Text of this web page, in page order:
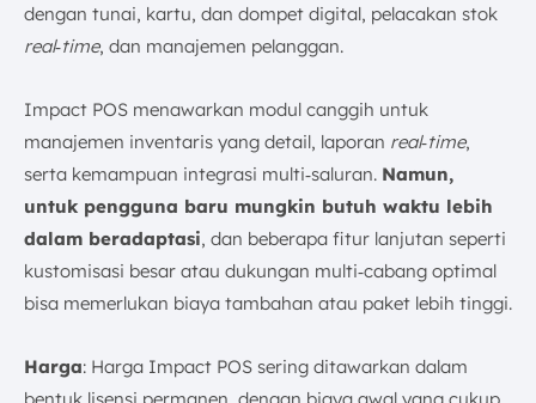
dengan tunai, kartu, dan dompet digital, pelacakan stok
real‑time, dan manajemen pelanggan.
Impact POS menawarkan modul canggih untuk
manajemen inventaris yang detail, laporan real‑time,
serta kemampuan integrasi multi‑saluran. Namun,
untuk pengguna baru mungkin butuh waktu lebih
dalam beradaptasi, dan beberapa fitur lanjutan seperti
kustomisasi besar atau dukungan multi‑cabang optimal
bisa memerlukan biaya tambahan atau paket lebih tinggi.
Harga: Harga Impact POS sering ditawarkan dalam
bentuk lisensi permanen, dengan biaya awal yang cukup